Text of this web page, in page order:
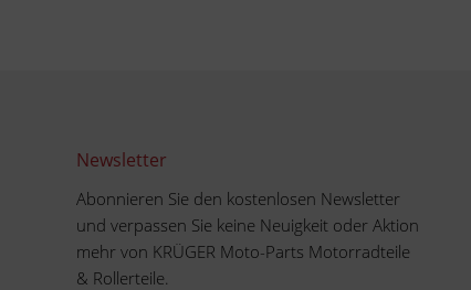
Newsletter
Abonnieren Sie den kostenlosen Newsletter
und verpassen Sie keine Neuigkeit oder Aktion
mehr von KRÜGER Moto-Parts Motorradteile
& Rollerteile.